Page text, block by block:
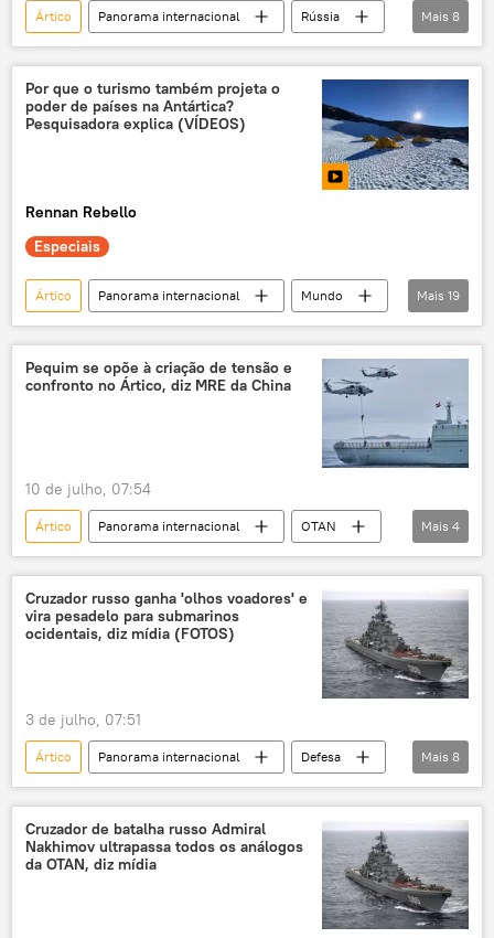
Ártico Panorama internacional
Rússia
Defesa
Federação da Rússia
América do Norte
Organização do Tratado do Atlântico Norte
S-400
Mais 8
Por que o turismo também projeta o
poder de países na Antártica?
Pesquisadora explica (VÍDEOS)
Rennan Rebello
Especiais
Ártico Panorama internacional
Mundo
Antártica
exclusiva
meio ambiente
turismo
geopolítica
opinião pública
soberania
Estados Unidos
China
Proantar
Programa Antártico Brasileiro (Proantar)
Rússia
Canadá
Programa Antártico Brasileiro
mudança climática
Mais 19
Pequim se opõe à criação de tensão e
confronto no Ártico, diz MRE da China
10 de julho, 07:54
Ártico Panorama internacional
OTAN
China
Rússia
tensão geopolítica
tensão militar
Mais 4
Cruzador russo ganha 'olhos voadores' e
vira pesadelo para submarinos
ocidentais, diz mídia (FOTOS)
3 de julho, 07:51
Ártico Panorama internacional
Defesa
Rússia
Federação da Rússia
mar da Noruega
Sputnik
Marinha
Admiral Nakhimov
Ka-27
Mais 8
Cruzador de batalha russo Admiral
Nakhimov ultrapassa todos os análogos
da OTAN, diz mídia